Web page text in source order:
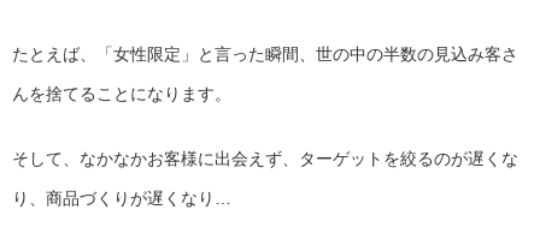
たとえば、「女性限定」と言った瞬間、 世の中の半数の見込み客さ
んを捨てることになります。
そして、なかなかお客様に出会えず、 ターゲットを絞るのが遅くな
り、商品づくりが遅くなり…